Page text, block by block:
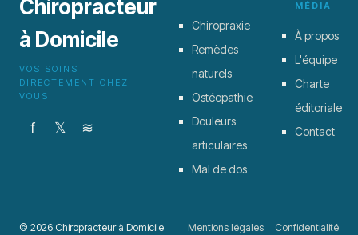
Chiropracteur
à Domicile
VOS SOINS
DIRECTEMENT CHEZ
VOUS
f 𝕏 ≋
Chiropraxie
Remèdes
naturels
Ostéopathie
Douleurs
articulaires
Mal de dos
MÉDIA
À propos
L'équipe
Charte
éditoriale
Contact
© 2026 Chiropracteur à Domicile Mentions légales Confidentialité